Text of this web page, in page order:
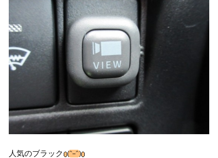
人気のブラック